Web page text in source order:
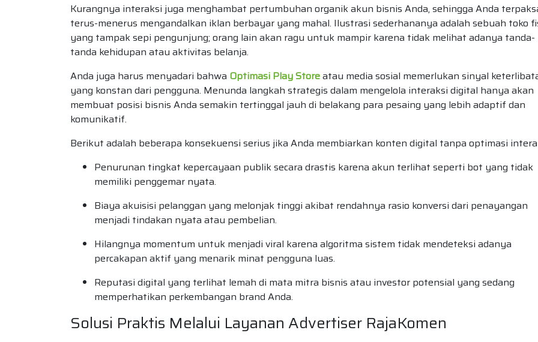
Kurangnya interaksi juga menghambat pertumbuhan organik akun bisnis Anda, sehingga Anda
terus-menerus mengandalkan iklan berbayar yang mahal. Ilustrasi sederhananya adalah sebuah toko
yang tampak sepi pengunjung; orang lain akan ragu untuk mampir karena tidak melihat adanya tanda-
tanda kehidupan atau aktivitas belanja.
Anda juga harus menyadari bahwa Optimasi Play Storeatau media sosial memerlukan sinyal
yang konstan dari pengguna. Menunda langkah strategis dalam mengelola interaksi digital hanya akan
membuat posisi bisnis Anda semakin tertinggal jauh di belakang para pesaing yang lebih adaptif dan
komunikatif.
Berikut adalah beberapa konsekuensi serius jika Anda membiarkan konten digital tanpa optimasi
Penurunan tingkat kepercayaan publik secara drastis karena akun terlihat seperti bot yang tidak
memiliki penggemar nyata.
Biaya akuisisi pelanggan yang melonjak tinggi akibat rendahnya rasio konversi dari penayangan
menjadi tindakan nyata atau pembelian.
Hilangnya momentum untuk menjadi viral karena algoritma sistem tidak mendeteksi adanya
percakapan aktif yang menarik minat pengguna luas.
Reputasi digital yang terlihat lemah di mata mitra bisnis atau investor potensial yang sedang
memperhatikan perkembangan brand Anda.
Solusi Praktis Melalui Layanan Advertiser RajaKomen